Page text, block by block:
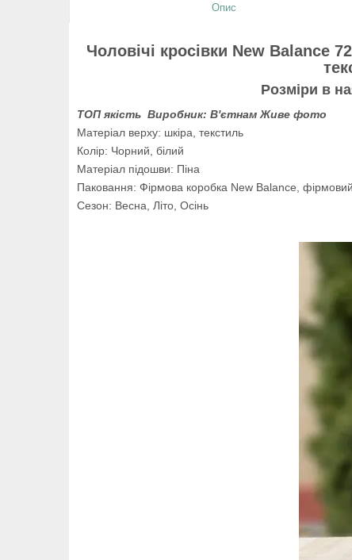
Опис
Чоловічі кросівки New Balance
Розміри в
ТОП якість Виробник: В'єтнам Живе фото
Матеріал верху: шкіра, текстиль
Колір: Чорний, білий
Матеріал підошви: Піна
Паковання: Фірмова коробка New Balance,
Сезон: Весна, Літо, Осінь